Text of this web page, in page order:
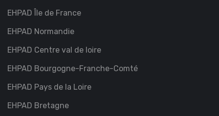
EHPAD Île de France
EHPAD Normandie
EHPAD Centre val de loire
EHPAD Bourgogne-Franche-Comté
EHPAD Pays de la Loire
EHPAD Bretagne